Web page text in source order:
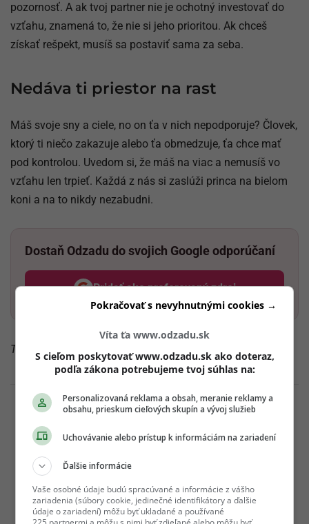
pozornosť. A ak tvoj partner nie je ochotný investovať do
vzťahu, znamená to, že nie si jeho prioritou. Ak chceš
získať rešpekt, musíš sa postaviť sama za seba.
Nedáva ti priestor na rast
Máš svoje sny a ciele, no on ťa v nich nepodporuje? Človek,
ktorý ti niečo zakazuje alebo ťa obmedzuje, ťa chce mať
pod kontrolou. Uvedom si, že máš na viac a nemusíš vo
vzťahu len trpieť. Každá z nás si zaslúži princa na bielom
koni a na to nikdy nezabudni.
Dostaň Odzadu do svojich Google odporúčaní
Pridať ako preferovaný zdroj
Odzadu, odkaz sa otvorí v
Tak čo, ako sa ku tebe správa tvoj frajer?
Víta ťa www.odzadu.sk
S cieľom poskytovať www.odzadu.sk ako doteraz,
podľa zákona potrebujeme tvoj súhlas na:
Personalizovaná reklama a obsah, meranie reklamy a
obsahu, prieskum cieľových skupín a vývoj služieb
Uchovávanie alebo prístup k informáciám na zariadení
Ďalšie informácie
Vaše osobné údaje budú spracúvané a informácie z vášho
zariadenia (súbory cookie, jedinečné identifikátory a ďalšie
údaje o zariadení) môžu byť ukladané a používané
Pokračovať s nevyhnutnými cookies →